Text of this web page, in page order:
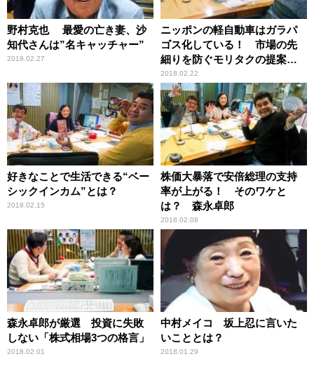
野村克也 最愛の亡き妻、沙
知代さんは”名キャッチャー”
2018.02.27
ニッポンの軽自動車はガラパ
ゴス化している！ 市場の先
細りを防ぐモリタクの提案と
は？
2018.02.22
好きなことで生活できる“ベー
シックインカム”とは？
2018.02.15
株価大暴落で安倍総理の支持
率が上がる！ そのワケと
は？ 森永卓郎
2018.02.08
森永卓郎が厳選 投資に失敗
しない「株式相場3つの格言」
2018.02.01
中村メイコ 坂上忍に言いた
いこととは？
2018.01.29